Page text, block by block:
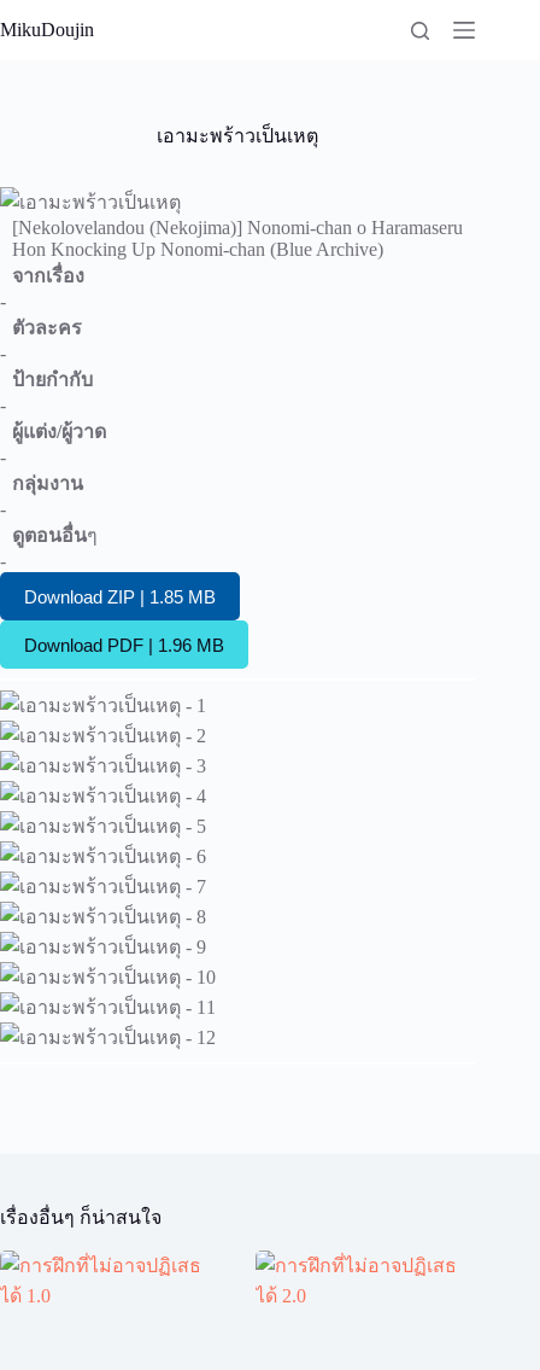
to
MikuDoujin
เอามะพร้าวเป็นเหตุ
[Nekolovelandou (Nekojima)] Nonomi-chan o Haramaseru
Hon Knocking Up Nonomi-chan (Blue Archive)
จากเรื่อง
-
ตัวละคร
-
ป้ายกำกับ
-
ผู้แต่ง/ผู้วาด
-
กลุ่มงาน
-
ดูตอนอื่นๆ
-
Download ZIP | 1.85 MB
Download PDF | 1.96 MB
เรื่องอื่นๆ ก็น่าสนใจ